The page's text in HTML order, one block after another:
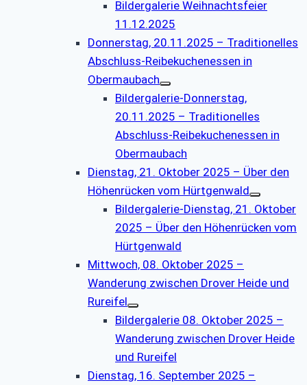
Bildergalerie Weihnachtsfeier
11.12.2025
Donnerstag, 20.11.2025 – Traditionelles
Abschluss-Reibekuchenessen in
Obermaubach
Bildergalerie-Donnerstag,
20.11.2025 – Traditionelles
Abschluss-Reibekuchenessen in
Obermaubach
Dienstag, 21. Oktober 2025 – Über den
Höhenrücken vom Hürtgenwald
Bildergalerie-Dienstag, 21. Oktober
2025 – Über den Höhenrücken vom
Hürtgenwald
Mittwoch, 08. Oktober 2025 –
Wanderung zwischen Drover Heide und
Rureifel
Bildergalerie 08. Oktober 2025 –
Wanderung zwischen Drover Heide
und Rureifel
Dienstag, 16. September 2025 –